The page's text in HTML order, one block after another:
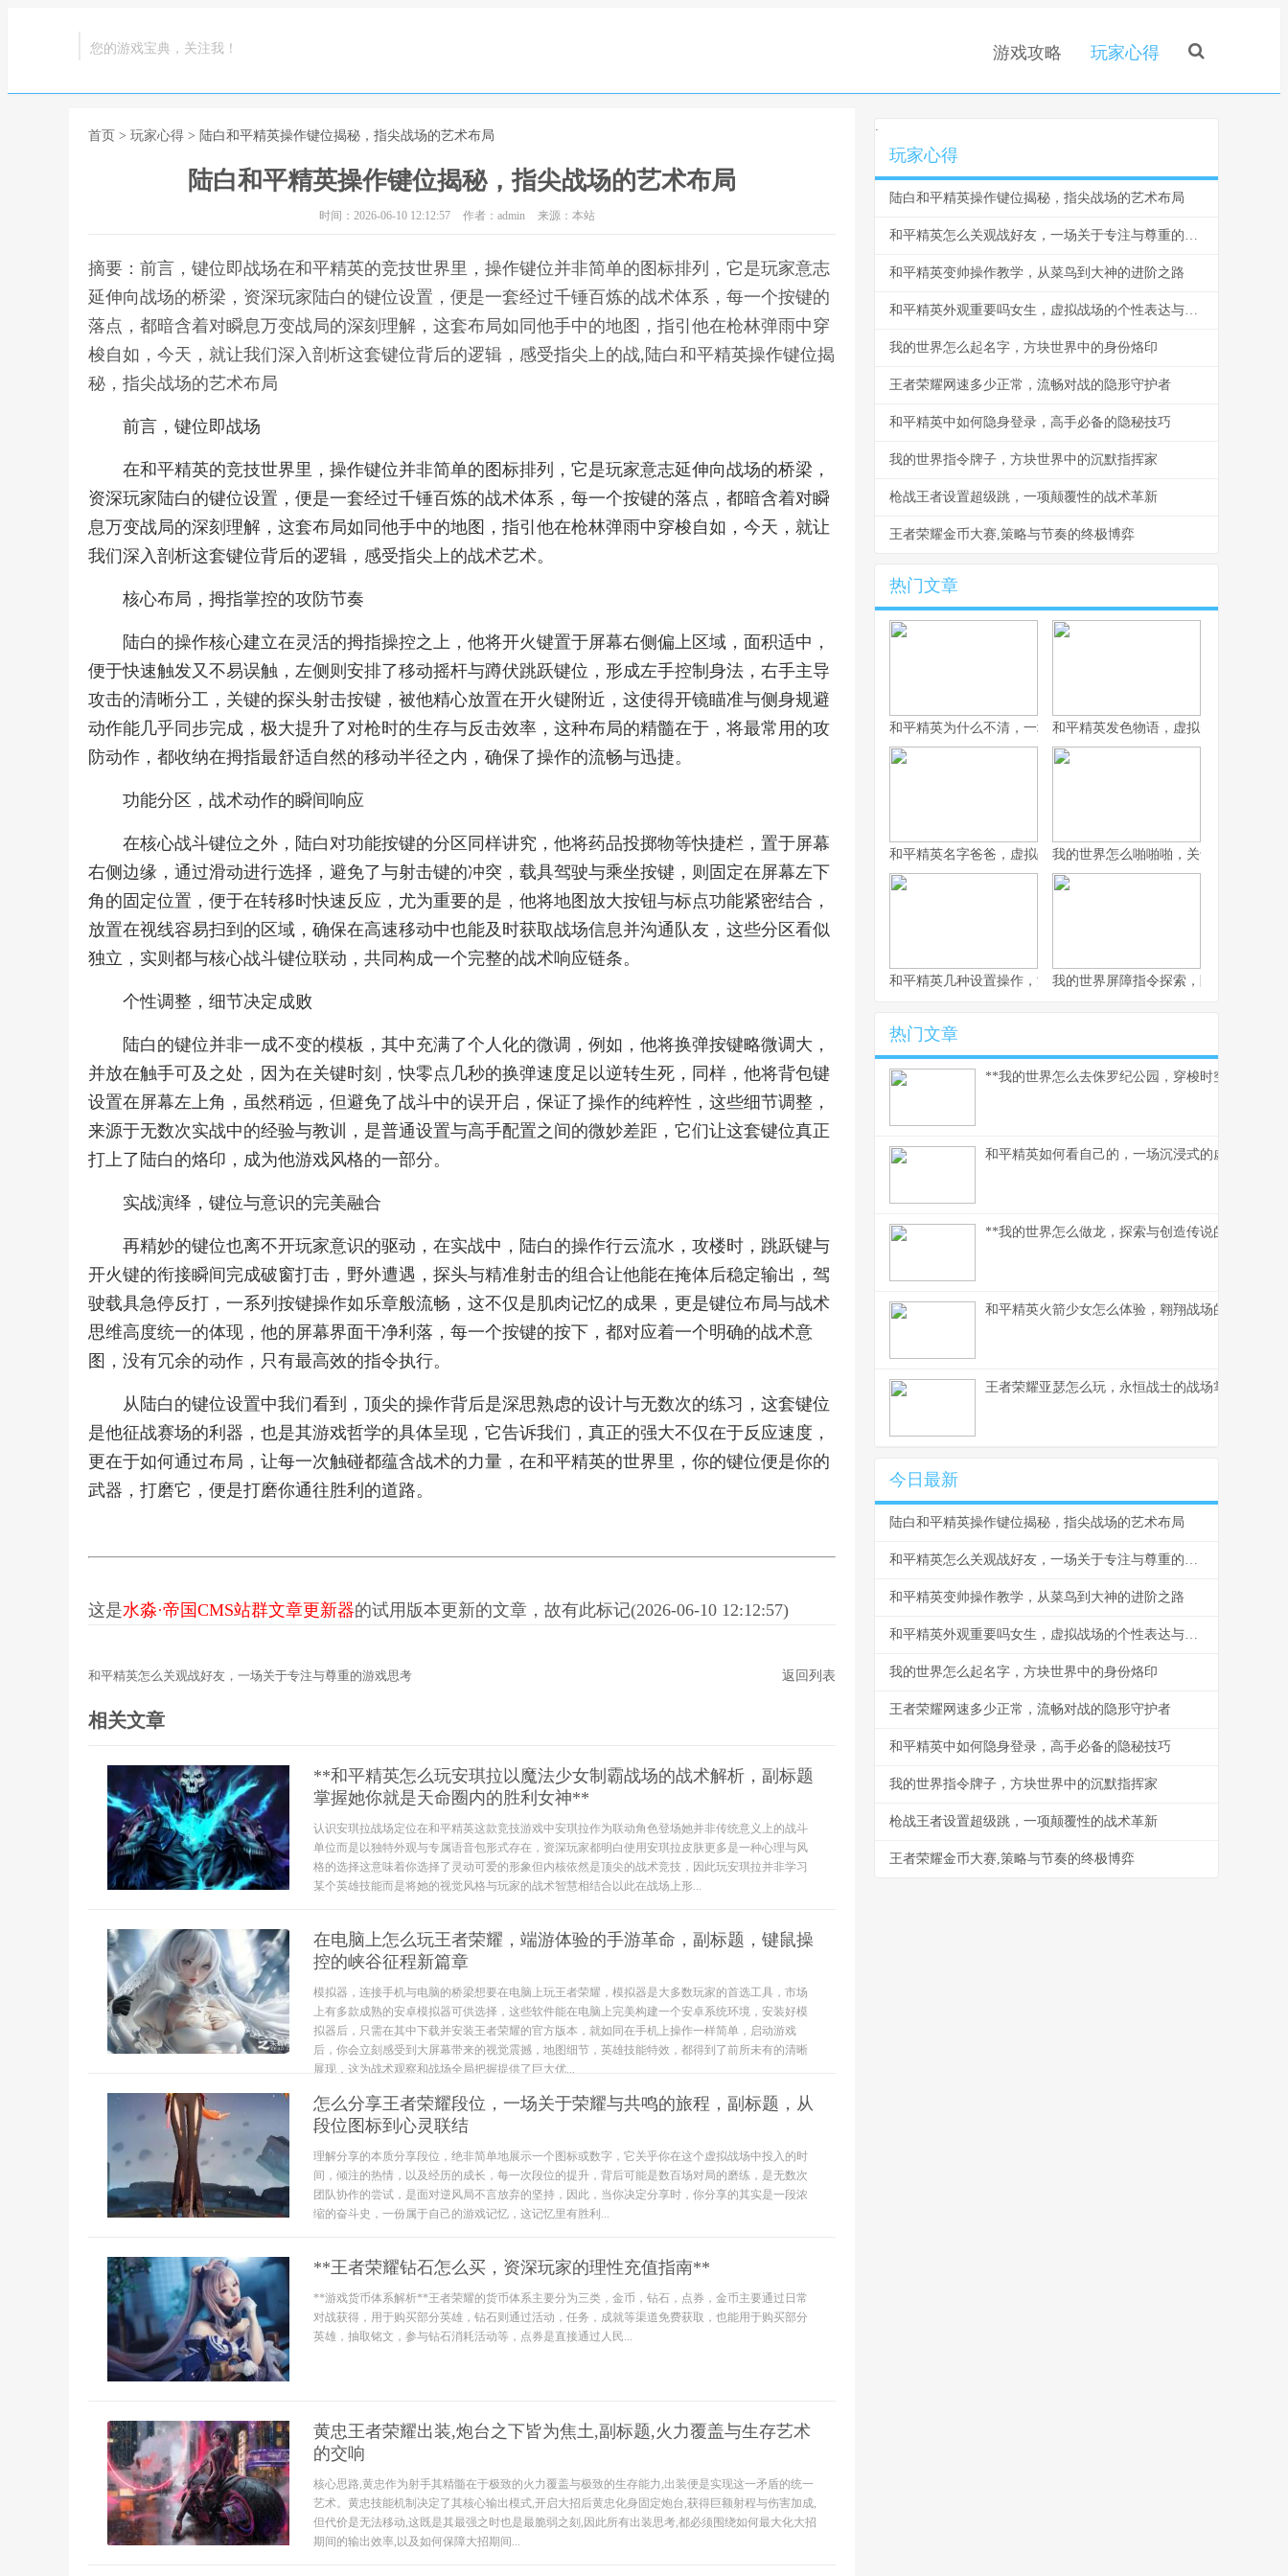
您的游戏宝典，关注我！ 游戏攻略 玩家心得
首页 > 玩家心得 > 陆白和平精英操作键位揭秘，指尖战场的艺术布局
陆白和平精英操作键位揭秘，指尖战场的艺术布局
时间：2026-06-10 12:12:57 作者：admin 来源：本站
摘要：前言，键位即战场在和平精英的竞技世界里，操作键位并非简单的图标排列，它是玩家意志
延伸向战场的桥梁，资深玩家陆白的键位设置，便是一套经过千锤百炼的战术体系，每一个按键的
落点，都暗含着对瞬息万变战局的深刻理解，这套布局如同他手中的地图，指引他在枪林弹雨中穿
梭自如，今天，就让我们深入剖析这套键位背后的逻辑，感受指尖上的战,陆白和平精英操作键位揭
秘，指尖战场的艺术布局
前言，键位即战场
在和平精英的竞技世界里，操作键位并非简单的图标排列，它是玩家意志延伸向战场的桥梁，
资深玩家陆白的键位设置，便是一套经过千锤百炼的战术体系，每一个按键的落点，都暗含着对瞬
息万变战局的深刻理解，这套布局如同他手中的地图，指引他在枪林弹雨中穿梭自如，今天，就让
我们深入剖析这套键位背后的逻辑，感受指尖上的战术艺术。
核心布局，拇指掌控的攻防节奏
陆白的操作核心建立在灵活的拇指操控之上，他将开火键置于屏幕右侧偏上区域，面积适中，
便于快速触发又不易误触，左侧则安排了移动摇杆与蹲伏跳跃键位，形成左手控制身法，右手主导
攻击的清晰分工，关键的探头射击按键，被他精心放置在开火键附近，这使得开镜瞄准与侧身规避
动作能几乎同步完成，极大提升了对枪时的生存与反击效率，这种布局的精髓在于，将最常用的攻
防动作，都收纳在拇指最舒适自然的移动半径之内，确保了操作的流畅与迅捷。
功能分区，战术动作的瞬间响应
在核心战斗键位之外，陆白对功能按键的分区同样讲究，他将药品投掷物等快捷栏，置于屏幕
右侧边缘，通过滑动进行选择，避免了与射击键的冲突，载具驾驶与乘坐按键，则固定在屏幕左下
角的固定位置，便于在转移时快速反应，尤为重要的是，他将地图放大按钮与标点功能紧密结合，
放置在视线容易扫到的区域，确保在高速移动中也能及时获取战场信息并沟通队友，这些分区看似
独立，实则都与核心战斗键位联动，共同构成一个完整的战术响应链条。
个性调整，细节决定成败
陆白的键位并非一成不变的模板，其中充满了个人化的微调，例如，他将换弹按键略微调大，
并放在触手可及之处，因为在关键时刻，快零点几秒的换弹速度足以逆转生死，同样，他将背包键
设置在屏幕左上角，虽然稍远，但避免了战斗中的误开启，保证了操作的纯粹性，这些细节调整，
来源于无数次实战中的经验与教训，是普通设置与高手配置之间的微妙差距，它们让这套键位真正
打上了陆白的烙印，成为他游戏风格的一部分。
实战演绎，键位与意识的完美融合
再精妙的键位也离不开玩家意识的驱动，在实战中，陆白的操作行云流水，攻楼时，跳跃键与
开火键的衔接瞬间完成破窗打击，野外遭遇，探头与精准射击的组合让他能在掩体后稳定输出，驾
驶载具急停反打，一系列按键操作如乐章般流畅，这不仅是肌肉记忆的成果，更是键位布局与战术
思维高度统一的体现，他的屏幕界面干净利落，每一个按键的按下，都对应着一个明确的战术意
图，没有冗余的动作，只有最高效的指令执行。
从陆白的键位设置中我们看到，顶尖的操作背后是深思熟虑的设计与无数次的练习，这套键位
是他征战赛场的利器，也是其游戏哲学的具体呈现，它告诉我们，真正的强大不仅在于反应速度，
更在于如何通过布局，让每一次触碰都蕴含战术的力量，在和平精英的世界里，你的键位便是你的
武器，打磨它，便是打磨你通往胜利的道路。
这是水淼·帝国CMS站群文章更新器的试用版本更新的文章，故有此标记(2026-06-10 12:12:57)
和平精英怎么关观战好友，一场关于专注与尊重的游戏思考 返回列表
相关文章
**和平精英怎么玩安琪拉以魔法少女制霸战场的战术解析，副标题
掌握她你就是天命圈内的胜利女神**
认识安琪拉战场定位在和平精英这款竞技游戏中安琪拉作为联动角色登场她并非传统意义上的战斗
单位而是以独特外观与专属语音包形式存在，资深玩家都明白使用安琪拉皮肤更多是一种心理与风
格的选择这意味着你选择了灵动可爱的形象但内核依然是顶尖的战术竞技，因此玩安琪拉并非学习
某个英雄技能而是将她的视觉风格与玩家的战术智慧相结合以此在战场上形...
在电脑上怎么玩王者荣耀，端游体验的手游革命，副标题，键鼠操
控的峡谷征程新篇章
模拟器，连接手机与电脑的桥梁想要在电脑上玩王者荣耀，模拟器是大多数玩家的首选工具，市场
上有多款成熟的安卓模拟器可供选择，这些软件能在电脑上完美构建一个安卓系统环境，安装好模
拟器后，只需在其中下载并安装王者荣耀的官方版本，就如同在手机上操作一样简单，启动游戏
后，你会立刻感受到大屏幕带来的视觉震撼，地图细节，英雄技能特效，都得到了前所未有的清晰
展现，这为战术观察和战场全局把握提供了巨大优...
怎么分享王者荣耀段位，一场关于荣耀与共鸣的旅程，副标题，从
段位图标到心灵联结
理解分享的本质分享段位，绝非简单地展示一个图标或数字，它关乎你在这个虚拟战场中投入的时
间，倾注的热情，以及经历的成长，每一次段位的提升，背后可能是数百场对局的磨练，是无数次
团队协作的尝试，是面对逆风局不言放弃的坚持，因此，当你决定分享时，你分享的其实是一段浓
缩的奋斗史，一份属于自己的游戏记忆，这记忆里有胜利...
**王者荣耀钻石怎么买，资深玩家的理性充值指南**
**游戏货币体系解析**王者荣耀的货币体系主要分为三类，金币，钻石，点券，金币主要通过日常
对战获得，用于购买部分英雄，钻石则通过活动，任务，成就等渠道免费获取，也能用于购买部分
英雄，抽取铭文，参与钻石消耗活动等，点券是直接通过人民...
黄忠王者荣耀出装,炮台之下皆为焦土,副标题,火力覆盖与生存艺术
的交响
核心思路,黄忠作为射手其精髓在于极致的火力覆盖与极致的生存能力,出装便是实现这一矛盾的统一
艺术。黄忠技能机制决定了其核心输出模式,开启大招后黄忠化身固定炮台,获得巨额射程与伤害加成,
但代价是无法移动,这既是其最强之时也是最脆弱之刻,因此所有出装思考,都必须围绕如何最大化大招
期间的输出效率,以及如何保障大招期间...
.
玩家心得
陆白和平精英操作键位揭秘，指尖战场的艺术布局
和平精英怎么关观战好友，一场关于专注与尊重的游戏思考
和平精英变帅操作教学，从菜鸟到大神的进阶之路
和平精英外观重要吗女生，虚拟战场的个性表达与社交名片
我的世界怎么起名字，方块世界中的身份烙印
王者荣耀网速多少正常，流畅对战的隐形守护者
和平精英中如何隐身登录，高手必备的隐秘技巧
我的世界指令牌子，方块世界中的沉默指挥家
枪战王者设置超级跳，一项颠覆性的战术革新
王者荣耀金币大赛,策略与节奏的终极博弈
热门文章
和平精英为什么不清，一场战术生存的匠心平衡和平精英发色物语，虚拟形象的情绪拼
和平精英名字爸爸，虚拟战场上的情感符号我的世界怎么啪啪啪，关于游戏互动的
和平精英几种设置操作，游戏体验质的飞跃，副标题，资深玩家的
我的世界屏障指令探索，隐形墙壁的创
热门文章
**我的世界怎么去侏罗纪公园，穿梭时空的驯龙之
和平精英如何看自己的，一场沉浸式的虚拟自我对
**我的世界怎么做龙，探索与创造传说的征途**
和平精英火箭少女怎么体验，翱翔战场的粉色梦境
王者荣耀亚瑟怎么玩，永恒战士的战场掌握之道
今日最新
陆白和平精英操作键位揭秘，指尖战场的艺术布局
和平精英怎么关观战好友，一场关于专注与尊重的游戏思考
和平精英变帅操作教学，从菜鸟到大神的进阶之路
和平精英外观重要吗女生，虚拟战场的个性表达与社交名片
我的世界怎么起名字，方块世界中的身份烙印
王者荣耀网速多少正常，流畅对战的隐形守护者
和平精英中如何隐身登录，高手必备的隐秘技巧
我的世界指令牌子，方块世界中的沉默指挥家
枪战王者设置超级跳，一项颠覆性的战术革新
王者荣耀金币大赛,策略与节奏的终极博弈